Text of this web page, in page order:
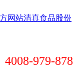
979-878